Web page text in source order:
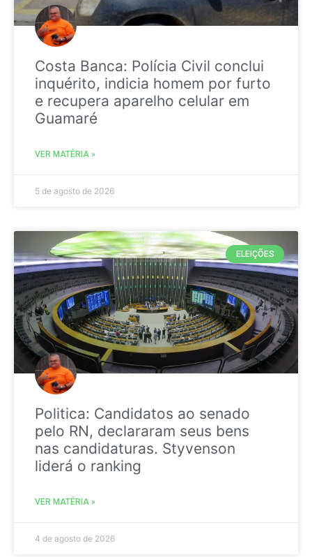
Costa Banca: Polícia Civil conclui
inquérito, indicia homem por furto
e recupera aparelho celular em
Guamaré
VER MATÉRIA »
5 de agosto de 2026
ELEIÇÕES
Politica: Candidatos ao senado
pelo RN, declararam seus bens
nas candidaturas. Styvenson
liderá o ranking
VER MATÉRIA »
4 de agosto de 2026